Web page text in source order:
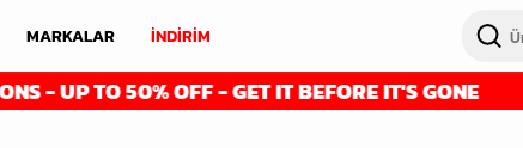
MARKALAR İNDİRİM
50% OFF - GET IT BEFORE IT'S GONE